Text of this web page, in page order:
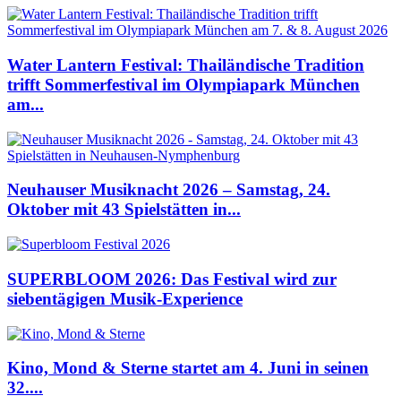
Water Lantern Festival: Thailändische Tradition
trifft Sommerfestival im Olympiapark München
am...
Neuhauser Musiknacht 2026 – Samstag, 24.
Oktober mit 43 Spielstätten in...
SUPERBLOOM 2026: Das Festival wird zur
siebentägigen Musik-Experience
Kino, Mond & Sterne startet am 4. Juni in seinen
32....